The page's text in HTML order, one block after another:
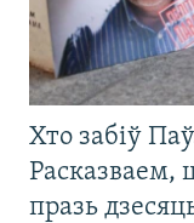
Хто забіў
Расказваем,
празь